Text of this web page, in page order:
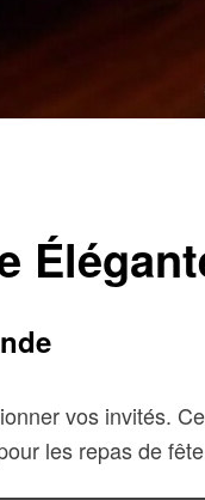
vos invités.
les repas de